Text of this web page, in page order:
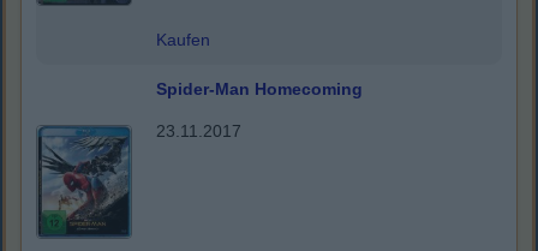
Kaufen
Spider-Man Homecoming
23.11.2017